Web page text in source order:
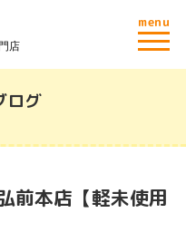
店
menu
ログ
前本店【軽未使用